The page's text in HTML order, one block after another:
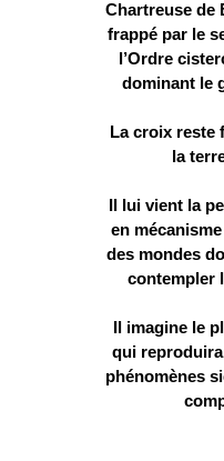
Chartreuse de
frappé par le
l’Ordre
dominant le
La croix reste
la
Il lui vient la
en
des mondes
contempler
Il imagine le
qui
phénomènes